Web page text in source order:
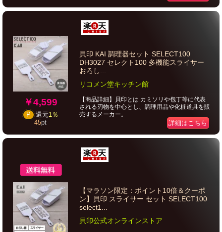
￥4,599
P 還元1％
45pt
貝印 KAI 調理器セット SELECT100
DH3027 セレクト100 多機能スライサー
おろし...
リコメン堂キッチン館
【商品詳細】貝印とは カミソリや包丁等に代表
される刃物を中心とし、調理用品や化粧道具を販
売するメーカー。...
詳細はこちら
【マラソン限定：ポイント10倍＆クーポ
ン】貝印 スライサー セット SELECT100
select1...
貝印公式オンラインストア